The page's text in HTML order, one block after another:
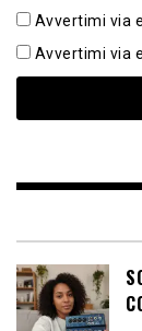
Avvertimi via
Avvertimi via